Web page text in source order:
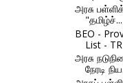
அரசு
"தமிழ்ச்...
BEO -
List -
அரசு
நேரடி